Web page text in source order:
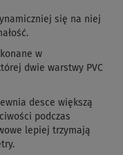
się na niej
w
dwie warstwy PVC
desce większą
podczas
lepiej trzymają